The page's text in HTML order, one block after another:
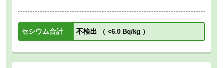
セシウム合計 不検出 （ <6.0 Bq/kg ）